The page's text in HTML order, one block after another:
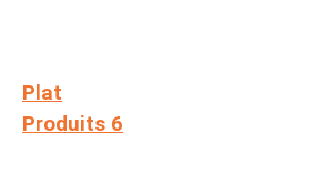
Plat
Produits 6